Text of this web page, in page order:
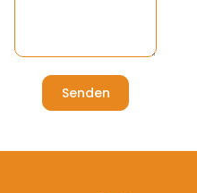
Senden